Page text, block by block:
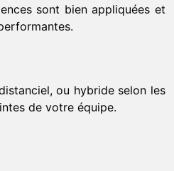
sont bien appliquées et
ou hybride selon les
de votre équipe.